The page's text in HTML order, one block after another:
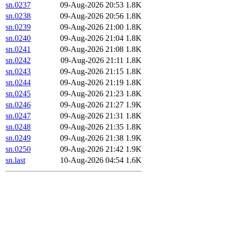
sn.0237
09-Aug-2026 20:53 1.8K
sn.0238
09-Aug-2026 20:56 1.8K
sn.0239
09-Aug-2026 21:00 1.8K
sn.0240
09-Aug-2026 21:04 1.8K
sn.0241
09-Aug-2026 21:08 1.8K
sn.0242
09-Aug-2026 21:11 1.8K
sn.0243
09-Aug-2026 21:15 1.8K
sn.0244
09-Aug-2026 21:19 1.8K
sn.0245
09-Aug-2026 21:23 1.8K
sn.0246
09-Aug-2026 21:27 1.9K
sn.0247
09-Aug-2026 21:31 1.8K
sn.0248
09-Aug-2026 21:35 1.8K
sn.0249
09-Aug-2026 21:38 1.9K
sn.0250
09-Aug-2026 21:42 1.9K
sn.last
10-Aug-2026 04:54 1.6K